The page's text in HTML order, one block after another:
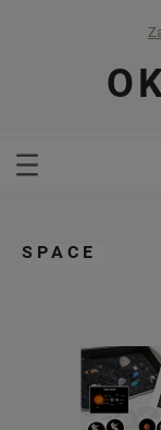
SPACE